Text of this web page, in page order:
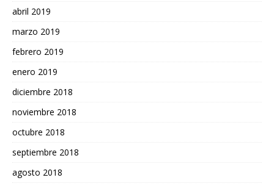
abril 2019
marzo 2019
febrero 2019
enero 2019
diciembre 2018
noviembre 2018
octubre 2018
septiembre 2018
agosto 2018